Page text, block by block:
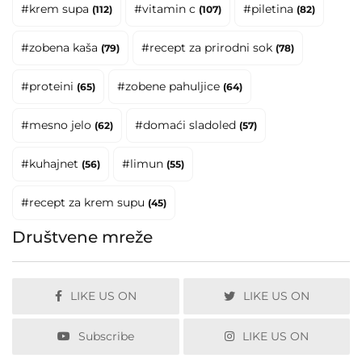
#krem supa (112) #vitamin c (107) #piletina (82)
#zobena kaša (79) #recept za prirodni sok (78)
#proteini (65) #zobene pahuljice (64)
#mesno jelo (62) #domaći sladoled (57)
#kuhajnet (56) #limun (55)
#recept za krem supu (45)
Društvene mreže
LIKE US ON LIKE US ON
Subscribe LIKE US ON